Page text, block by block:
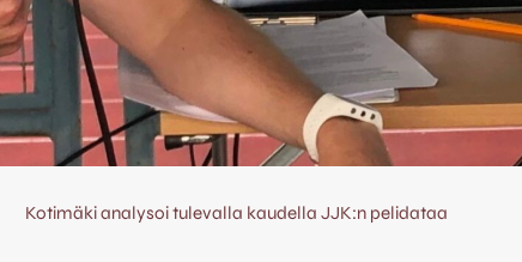
Kotimäki analysoi tulevalla kaudella JJK:n pelidataa